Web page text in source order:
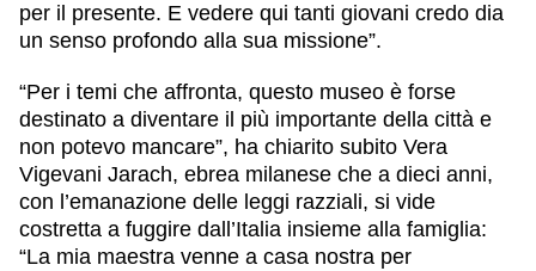
per il presente. E vedere qui tanti giovani credo dia
un senso profondo alla sua missione”.
“Per i temi che affronta, questo museo è forse
destinato a diventare il più importante della città e
non potevo mancare”, ha chiarito subito Vera
Vigevani Jarach, ebrea milanese che a dieci anni,
con l’emanazione delle leggi razziali, si vide
costretta a fuggire dall’Italia insieme alla famiglia:
“La mia maestra venne a casa nostra per